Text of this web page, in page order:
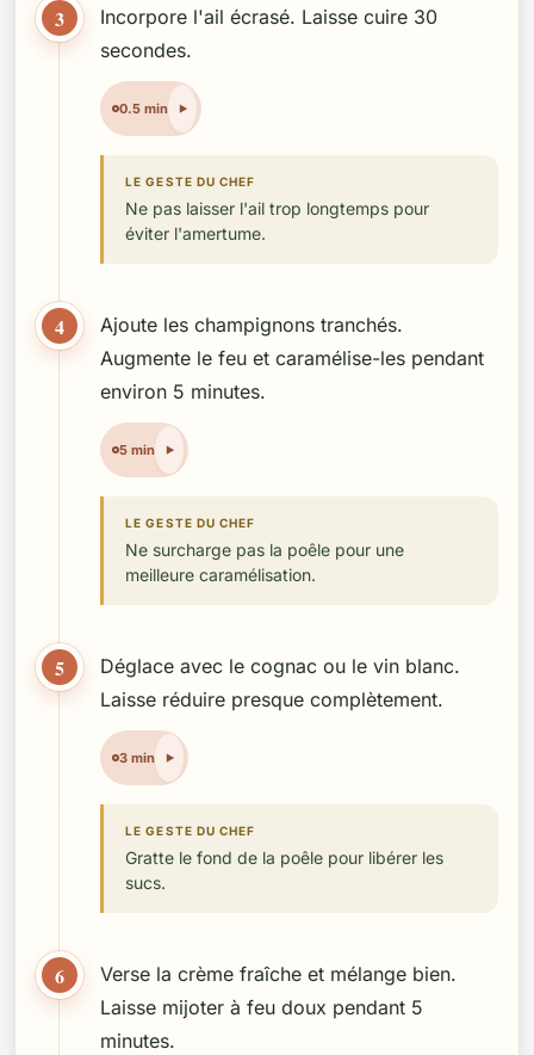
3
Incorpore l'ail écrasé. Laisse cuire 30
secondes.
0.5 min
LE GESTE DU CHEF
Ne pas laisser l'ail trop longtemps pour
éviter l'amertume.
4
Ajoute les champignons tranchés.
Augmente le feu et caramélise-les pendant
environ 5 minutes.
5 min
LE GESTE DU CHEF
Ne surcharge pas la poêle pour une
meilleure caramélisation.
5
Déglace avec le cognac ou le vin blanc.
Laisse réduire presque complètement.
3 min
LE GESTE DU CHEF
Gratte le fond de la poêle pour libérer les
sucs.
6
Verse la crème fraîche et mélange bien.
Laisse mijoter à feu doux pendant 5
minutes.